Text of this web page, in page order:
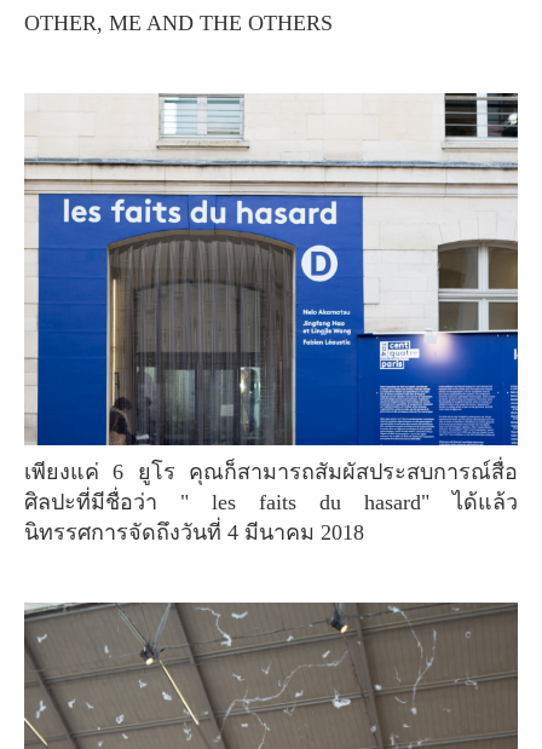
OTHER, ME AND THE OTHERS
เพียงแค่ 6 ยูโร คุณก็สามารถสัมผัสประสบการณ์สื่อ
ศิลปะที่มีชื่อว่า " les faits du hasard" ได้แล้ว
นิทรรศการจัดถึงวันที่ 4 มีนาคม 2018